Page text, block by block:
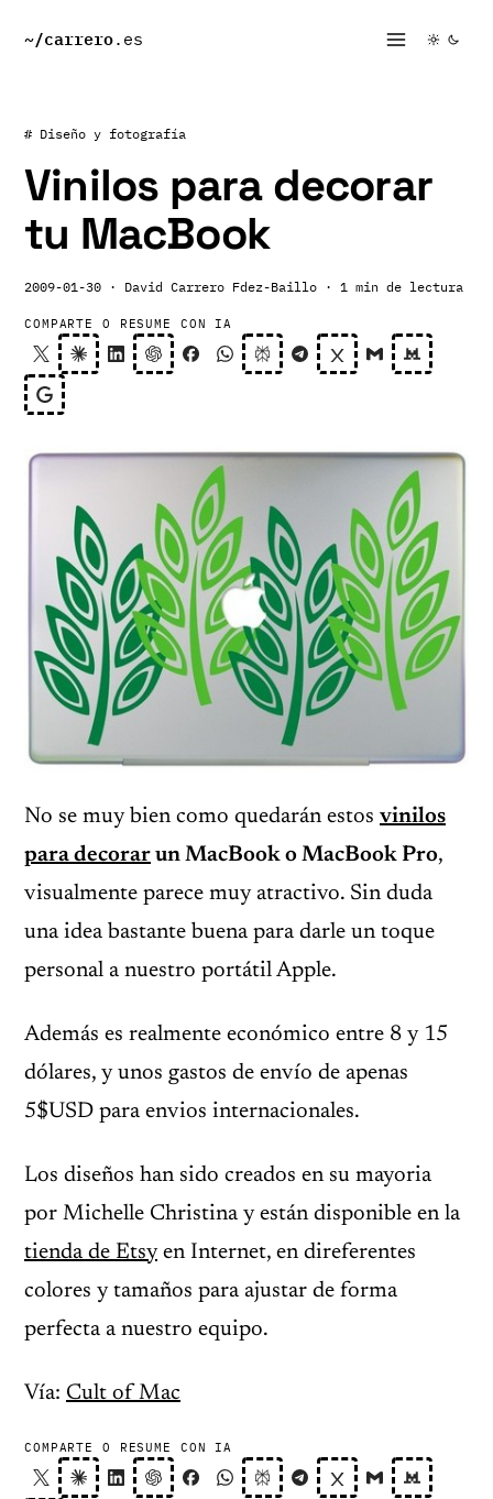
~/carrero.es
# Diseño y fotografía
Vinilos para decorar
tu MacBook
2009-01-30 · David Carrero Fdez-Baillo · 1 min de lectura
COMPARTE O RESUME CON IA
No se muy bien como quedarán estos vinilos
para decorar un MacBook o MacBook Pro,
visualmente parece muy atractivo. Sin duda
una idea bastante buena para darle un toque
personal a nuestro portátil Apple.
Además es realmente económico entre 8 y 15
dólares, y unos gastos de envío de apenas
5$USD para envios internacionales.
Los diseños han sido creados en su mayoria
por Michelle Christina y están disponible en la
tienda de Etsyen Internet, en direferentes
colores y tamaños para ajustar de forma
perfecta a nuestro equipo.
Vía: Cult of Mac
COMPARTE O RESUME CON IA